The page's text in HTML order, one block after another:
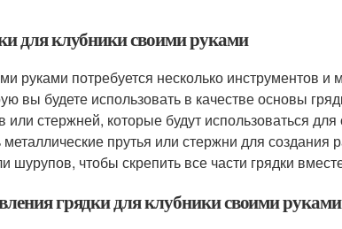
для клубники своими руками
руками потребуется несколько инструментов и
вы будете использовать в качестве основы
стержней, которые будут использоваться для
прутья или стержни для создания
шурупов, чтобы скрепить все части грядки
грядки для клубники своими руками